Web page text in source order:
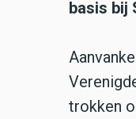
basis bij
trokken